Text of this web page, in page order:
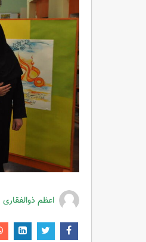
اعظم ذوالفقاری